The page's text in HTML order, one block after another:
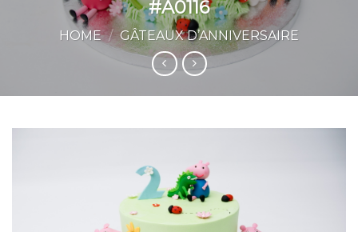
#A0116
HOME / GÂTEAUX D’ANNIVERSAIRE